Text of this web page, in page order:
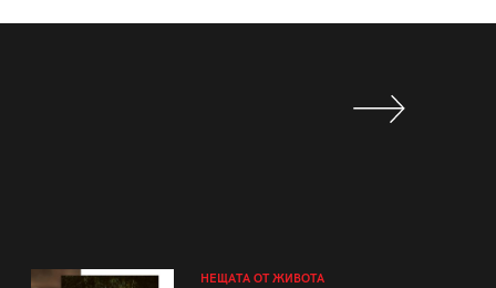
НЕЩАТА ОТ ЖИВОТА